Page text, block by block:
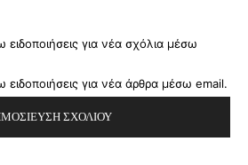
για νέα σχόλια μέσω
για νέα άρθρα μέσω email.